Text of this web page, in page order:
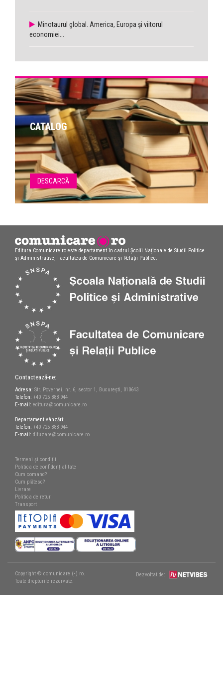
Minotaurul global. America, Europa şi viitorul
economiei...
CATALOG
DESCARCĂ
Editura Comunicare.ro este departament în cadrul Școlii Naționale de Studii Politice
și Administrative, Facultatea de Comunicare și Relații Publice.
Contactează-ne:
Adresa: Str. Povernei, nr. 6, sector 1, București, 010643
Telefon: +40 725 888 944
E-mail: editura@comunicare.ro
Departament vânzări:
Telefon: +40 725 888 944
E-mail: difuzare@comunicare.ro
Termeni și condiții
Politica de confidențialitate
Cum comand?
Cum plătesc?
Livrare
Politica de retur
Transport
Copyright © comunicare (•) ro.
Toate drepturile rezervate.
Dezvoltat de: